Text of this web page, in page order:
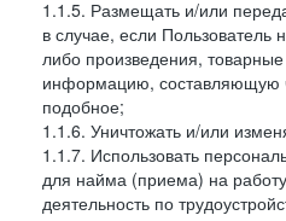
1.1.5. Размещать и/или
в случае, если
либо произведения,
информацию, составляющую
подобное;
1.1.6. Уничтожать и/или
1.1.7. Использовать
для найма (приема) на
деятельность по